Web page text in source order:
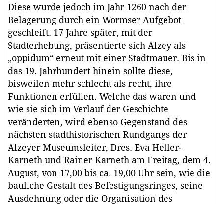
Diese wurde jedoch im Jahr 1260 nach der
Belagerung durch ein Wormser Aufgebot
geschleift. 17 Jahre später, mit der
Stadterhebung, präsentierte sich Alzey als
„oppidum“ erneut mit einer Stadtmauer. Bis in
das 19. Jahrhundert hinein sollte diese,
bisweilen mehr schlecht als recht, ihre
Funktionen erfüllen. Welche das waren und
wie sie sich im Verlauf der Geschichte
veränderten, wird ebenso Gegenstand des
nächsten stadthistorischen Rundgangs der
Alzeyer Museumsleiter, Dres. Eva Heller-
Karneth und Rainer Karneth am Freitag, dem 4.
August, von 17,00 bis ca. 19,00 Uhr sein, wie die
bauliche Gestalt des Befestigungsringes, seine
Ausdehnung oder die Organisation des